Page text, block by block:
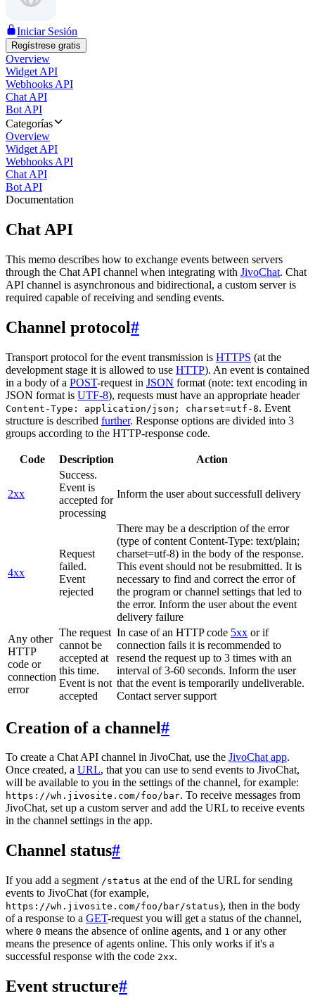
Iniciar Sesión
Regístrese gratis
Overview
Widget API
Webhooks API
Chat API
Bot API
Categorías
Overview
Widget API
Webhooks API
Chat API
Bot API
Documentation
Chat API
This memo describes how to exchange events between servers
through the Chat API channel when integrating with JivoChat. Chat
API channel is asynchronous and bidirectional, a custom server is
required capable of receiving and sending events.
Channel protocol#
Transport protocol for the event transmission is HTTPS (at the
development stage it is allowed to use HTTP). An event is contained
in a body of a POST-request in JSON format (note: text encoding in
JSON format is UTF-8), requests must have an appropriate header
Content-Type: application/json; charset=utf-8. Event
structure is described further. Response options are divided into 3
groups according to the HTTP-response code.
Code Description Action
2xx
Success.
Event is
accepted for
processing
Inform the user about successfull delivery
4xx
Request
failed.
Event
rejected
There may be a description of the error
(type of content Content-Type: text/plain;
charset=utf-8) in the body of the response.
This event should not be resubmitted. It is
necessary to find and correct the error of
the program or channel settings that led to
the error. Inform the user about the event
delivery failure
Any other
HTTP
code or
connection
error
The request
cannot be
accepted at
this time.
Event is not
accepted
In case of an HTTP code 5xx or if
connection fails it is recommended to
resend the request up to 3 times with an
interval of 3-60 seconds. Inform the user
that the event is temporarily undeliverable.
Contact server support
Creation of a channel#
To create a Chat API channel in JivoChat, use the JivoChat app.
Once created, a URL, that you can use to send events to JivoChat,
will be available to you in the settings of the channel, for example:
https://wh.jivosite.com/foo/bar. To receive messages from
JivoChat, set up a custom server and add the URL to receive events
in the channel settings in the app.
Channel status#
If you add a segment /status at the end of the URL for sending
events to JivoChat (for example,
https://wh.jivosite.com/foo/bar/status), then in the body
of a response to a GET-request you will get a status of the channel,
where 0 means the absence of online agents, and 1 or any other
means the presence of agents online. This only works if it's a
successful response with the code 2xx.
Event structure#